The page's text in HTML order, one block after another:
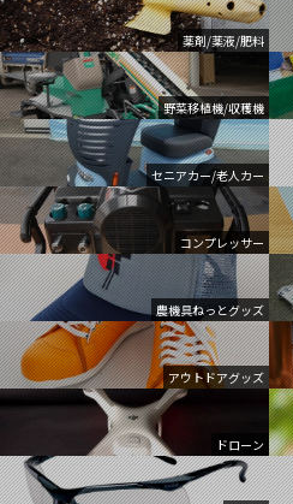
薬剤/薬液/肥料
野菜移植機/収穫機
セニアカー/老人カー
コンプレッサー
農機具ねっとグッズ
アウトドアグッズ
ドローン